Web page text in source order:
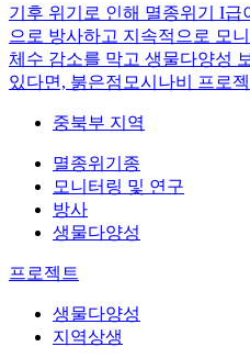
기후 위기로 인해 멸종위기 I급
으로 방사하고 지속적으로 모
체수 감소를 막고 생물다양성
있다면, 붉은점모시나비 프로
중북부 지역
멸종위기종
모니터링 및 연구
방사
생물다양성
프로젝트
생물다양성
지역상생